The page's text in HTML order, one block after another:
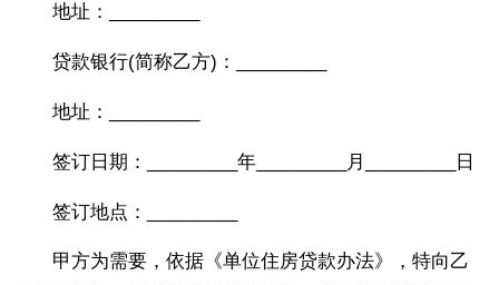
地址：_________
贷款银行(简称乙方)：_________
地址：_________
签订日期：_________年_________月_________日
签订地点：_________
甲方为需要，依据《单位住房贷款办法》，特向乙